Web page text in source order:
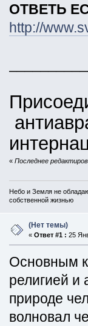
ОТВЕТЬ
http://
« Последнее
Небо и Земля не
собственной жизнью
(Нет темы)
« Ответ #1 : 25
Основным
религией и
природе
волновал